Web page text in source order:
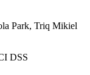
Park, Triq Mikiel